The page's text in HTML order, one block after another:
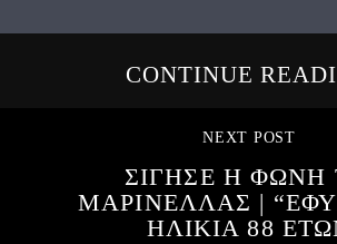
CONTINUE
NEXT POST
ΣΙΓΗΣΕ Η ΦΩΝΗ
ΜΑΡΙΝΕΛΛΑΣ |
ΗΛΙΚΙΑ 88